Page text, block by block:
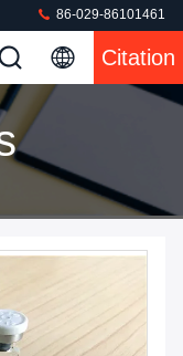
86-029-86101461
Citation